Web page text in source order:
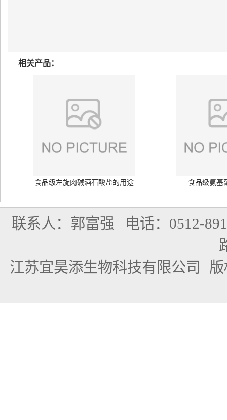
相关产品：
食品级左旋肉碱酒石酸盐的用途 食品级氨基
联系人：郭富强 电话：0512-
江苏宜昊添生物科技有限公司